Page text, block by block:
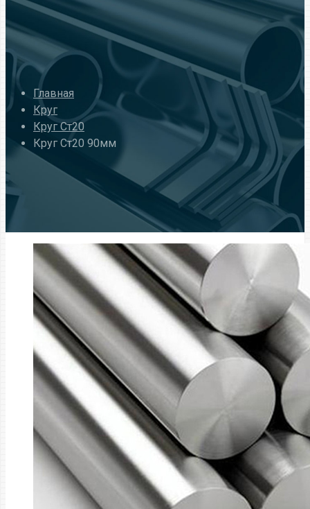
Главная
Круг
Круг Ст20
Круг Ст20 90мм